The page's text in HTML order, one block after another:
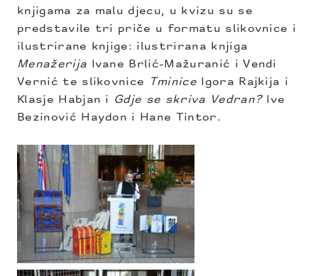
knjigama za malu djecu, u kvizu su se
predstavile tri priče u formatu slikovnice i
ilustrirane knjige: ilustrirana knjiga
Menažerija
Ivane Brlić-Mažuranić i Vendi
Vernić te slikovnice
Tminice
Igora Rajkija i
Klasje Habjan i
Gdje se skriva Vedran?Ive
Bezinović Haydon i Hane Tintor.